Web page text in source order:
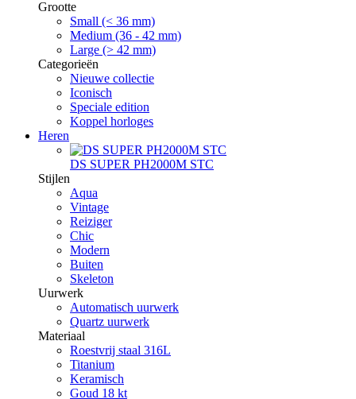
Grootte
Small (< 36 mm)
Medium (36 - 42 mm)
Large (> 42 mm)
Categorieën
Nieuwe collectie
Iconisch
Speciale edition
Koppel horloges
Heren
DS SUPER PH2000M STC
Stijlen
Aqua
Vintage
Reiziger
Chic
Modern
Buiten
Skeleton
Uurwerk
Automatisch uurwerk
Quartz uurwerk
Materiaal
Roestvrij staal 316L
Titanium
Keramisch
Goud 18 kt